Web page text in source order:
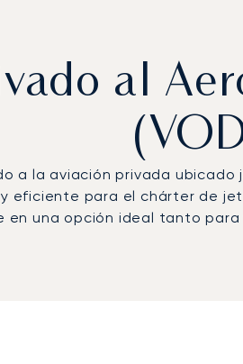
al
a la aviación privada ubicado
eficiente para el chárter de
una opción ideal tanto